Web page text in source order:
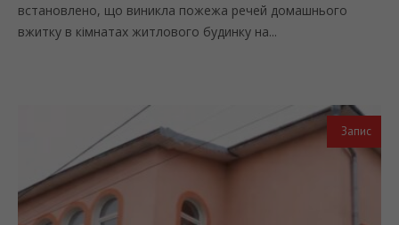
встановлено, що виникла пожежа речей домашнього
вжитку в кімнатах житлового будинку на...
Запис